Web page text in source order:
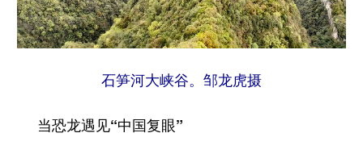
石笋河大峡谷。邹龙虎摄
当恐龙遇见“中国复眼”